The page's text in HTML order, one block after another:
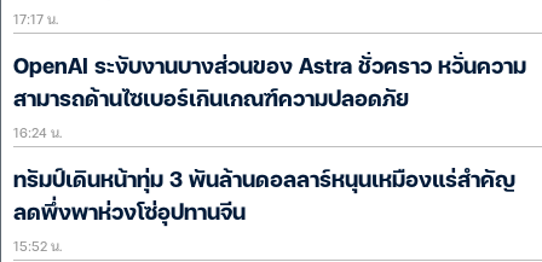
17:17 น.
OpenAI ระงับงานบางส่วนของ Astra ชั่วคราว หวั่นความ
สามารถด้านไซเบอร์เกินเกณฑ์ความปลอดภัย
16:24 น.
ทรัมป์เดินหน้าทุ่ม 3 พันล้านดอลลาร์หนุนเหมืองแร่สำคัญ
ลดพึ่งพาห่วงโซ่อุปทานจีน
15:52 น.